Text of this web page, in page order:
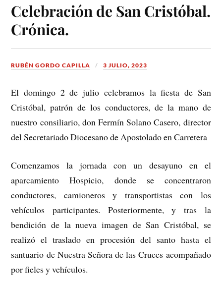
Celebración de San Cristóbal.
Crónica.
RUBÉN GORDO CAPILLA 3 JULIO, 2023
El domingo 2 de julio celebramos la fiesta de San
Cristóbal, patrón de los conductores, de la mano de
nuestro consiliario, don Fermín Solano Casero, director
del Secretariado Diocesano de Apostolado en Carretera
Comenzamos la jornada con un desayuno en el
aparcamiento Hospicio, donde se concentraron
conductores, camioneros y transportistas con los
vehículos participantes. Posteriormente, y tras la
bendición de la nueva imagen de San Cristóbal, se
realizó el traslado en procesión del santo hasta el
santuario de Nuestra Señora de las Cruces acompañado
por fieles y vehículos.